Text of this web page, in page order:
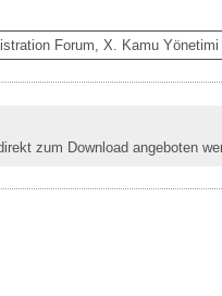
Forum, X. Kamu
zum Download angeboten